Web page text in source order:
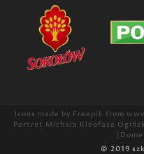
Icons made by Freepik from
Portret Michała Kleofasa
© 2019